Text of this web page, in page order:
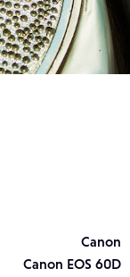
Canon
Canon EOS 60D